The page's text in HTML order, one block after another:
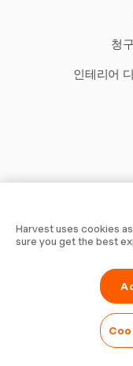
청
인테리어
당신의 시
습니다
Harvest로 시간을
결제를 받는 70,000
Harvest uses cookies
sure you get the best